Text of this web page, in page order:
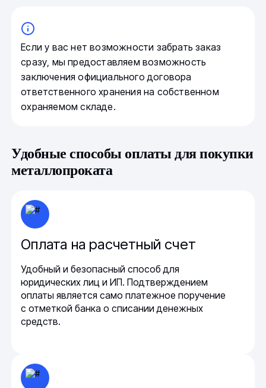
Если у вас нет возможности забрать заказ
сразу, мы предоставляем возможность
заключения официального договора
ответственного хранения на собственном
охраняемом складе.
Удобные способы оплаты для покупки
металлопроката
Оплата на расчетный счет
Удобный и безопасный способ для
юридических лиц и ИП. Подтверждением
оплаты является само платежное поручение
с отметкой банка о списании денежных
средств.